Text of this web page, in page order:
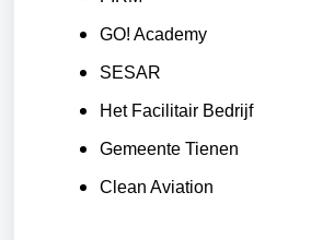
GO! Academy
SESAR
Het Facilitair Bedrijf
Gemeente Tienen
Clean Aviation